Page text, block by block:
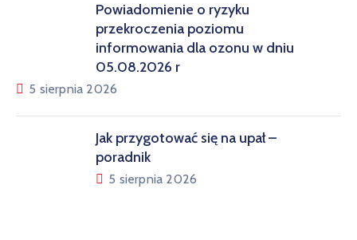
Powiadomienie o ryzyku
przekroczenia poziomu
informowania dla ozonu w dniu
05.08.2026 r
5 sierpnia 2026
Jak przygotować się na upał –
poradnik
5 sierpnia 2026